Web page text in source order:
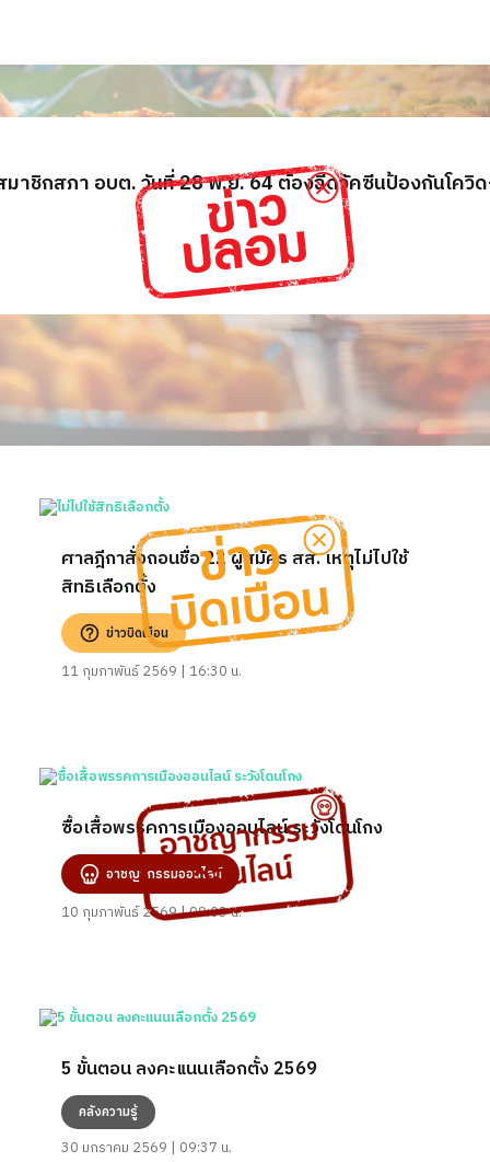
าชิกสภา อบต. วันที่ 28 พ.ย. 64 ต้องฉีดวัคซีนป้องกันโควิ
ศาลฎีกาสั่งถอนชื่อ 22 ผู้สมัคร สส. เหตุไม่ไปใช้
สิทธิเลือกตั้ง
ข่าวบิดเบือน
11 กุมภาพันธ์ 2569 | 16:30 น.
ซื้อเสื้อพรรคการเมืองออนไลน์ ระวังโดนโกง
อาชญากรรมออนไลน์
10 กุมภาพันธ์ 2569 | 09:03 น.
5 ขั้นตอน ลงคะแนนเลือกตั้ง 2569
คลังความรู้
30 มกราคม 2569 | 09:37 น.